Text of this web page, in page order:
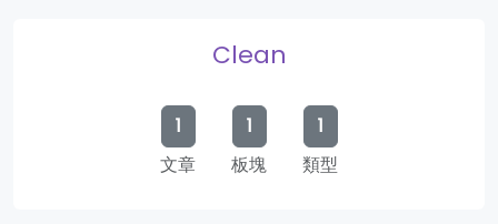
Clean
1
文章
1
板塊
1
類型